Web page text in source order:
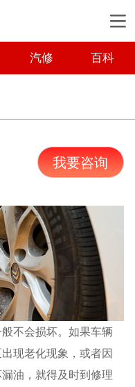
汽修 百科
我要咨询
不会损坏。如果车辆
现老化现象，或者因
油，就得及时到修理